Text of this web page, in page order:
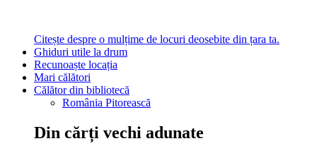
Citește despre o mulțime de locuri deosebite din țara ta.
Ghiduri utile la drum
Recunoaște locația
Mari călători
Călător din bibliotecă
România Pitorească
Din cărți vechi adunate